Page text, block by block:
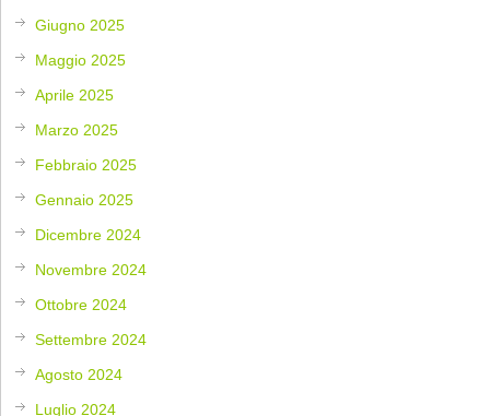
Giugno 2025
Maggio 2025
Aprile 2025
Marzo 2025
Febbraio 2025
Gennaio 2025
Dicembre 2024
Novembre 2024
Ottobre 2024
Settembre 2024
Agosto 2024
Luglio 2024